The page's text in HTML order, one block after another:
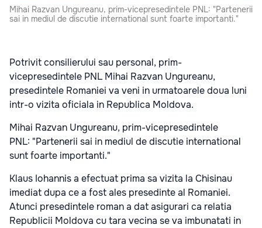
Mihai Razvan Ungureanu, prim-vicepresedintele PNL: "Partenerii
sai in mediul de discutie international sunt foarte importanti."
Potrivit consilierului sau personal, prim-
vicepresedintele PNL Mihai Razvan Ungureanu,
presedintele Romaniei va veni in urmatoarele doua luni
intr-o vizita oficiala in Republica Moldova.
Mihai Razvan Ungureanu, prim-vicepresedintele
PNL: "Partenerii sai in mediul de discutie international
sunt foarte importanti."
Klaus Iohannis a efectuat prima sa vizita la Chisinau
imediat dupa ce a fost ales presedinte al Romaniei.
Atunci presedintele roman a dat asigurari ca relatia
Republicii Moldova cu tara vecina se va imbunatati in